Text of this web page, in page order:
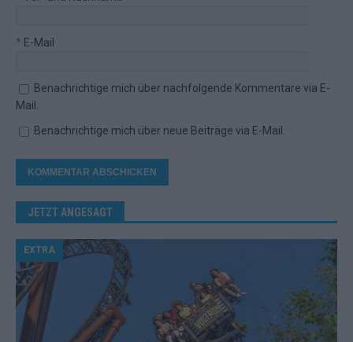
* E-Mail
Benachrichtige mich über nachfolgende Kommentare via E-
Mail.
Benachrichtige mich über neue Beiträge via E-Mail.
JETZT ANGESAGT
EXTRA